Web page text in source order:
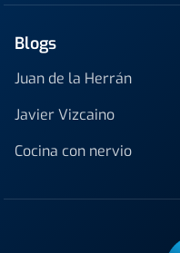
Blogs
Juan de la Herrán
Javier Vizcaino
Cocina con nervio